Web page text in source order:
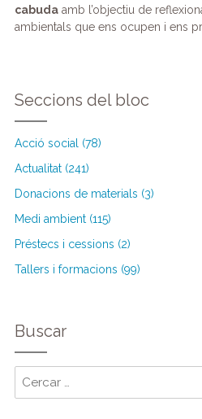
cabudaamb l’objectiu de
ambientals que ens ocupen i ens
Seccions del bloc
Acció social (78)
Actualitat (241)
Donacions de materials (3)
Medi ambient (115)
Préstecs i cessions (2)
Tallers i formacions (99)
Buscar